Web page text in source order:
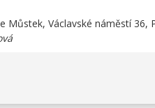
Můstek, Václavské náměstí 36,